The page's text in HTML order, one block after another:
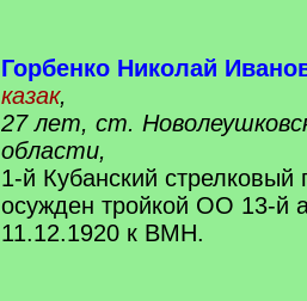
Горбенко Николай
казак,
27 лет, ст.
области,
1-й Кубанский стрелковый
осужден тройкой ОО 13-й
11.12.1920 к ВМН.